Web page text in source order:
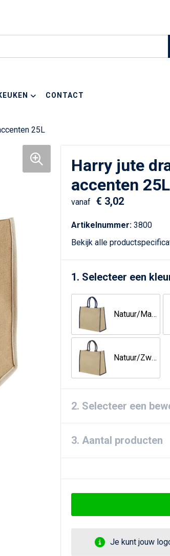
CONTACT
25L
Harry jute
accenten 25L
vanaf € 3,02
Artikelnummer: 3800
Bekijk alle
1. Selecteer een
Natuur/Marineblauw
Natuur/Zwart
2. Selecteer een
3. Aantal producten
Je kunt jouw